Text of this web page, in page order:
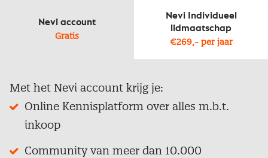
Nevi account
Gratis
Nevi Individueel
lidmaatschap
€269,- per jaar
Met het Nevi account krijg je:
Online Kennisplatform over alles m.b.t.
inkoop
Community van meer dan 10.000